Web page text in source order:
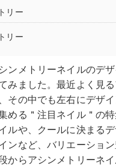
リー
リー
ンメトリーネイルのデ
みました。最近よく見
その中でも左右にデザ
める＂注目ネイル＂の
ルや、クールに決まる
ンなど、バリエーショ
からアシンメトリーネ